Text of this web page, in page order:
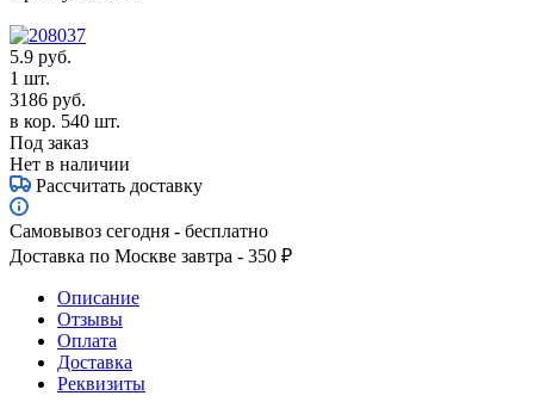
5.9 руб.
1 шт.
3186 руб.
в кор. 540 шт.
Под заказ
Нет в наличии
Рассчитать доставку
Самовывоз сегодня - бесплатно
Доставка по Москве завтра - 350 ₽
Описание
Отзывы
Оплата
Доставка
Реквизиты